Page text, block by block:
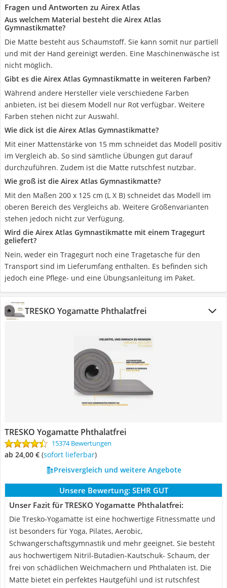
Fragen und Antworten zu Airex Atlas
Aus welchem Material besteht die Airex Atlas
Gymnastikmatte?
Die Matte besteht aus Schaumstoff. Sie kann somit nur partiell
und mit der Hand gereinigt werden. Eine Maschinenwäsche ist
nicht möglich.
Gibt es die Airex Atlas Gymnastikmatte in weiteren Farben?
Während andere Hersteller viele verschiedene Farben
anbieten, ist bei diesem Modell nur Rot verfügbar. Weitere
Farben stehen nicht zur Auswahl.
Wie dick ist die Airex Atlas Gymnastikmatte?
Mit einer Mattenstärke von 15 mm schneidet das Modell positiv
im Vergleich ab. So sind sämtliche Übungen gut darauf
durchzuführen. Zudem ist die Matte rutschfest nutzbar.
Wie groß ist die Airex Atlas Gymnastikmatte?
Mit den Maßen 200 x 125 cm (L X B) schneidet das Modell im
oberen Bereich des Vergleichs ab. Weitere Größenvarianten
stehen jedoch nicht zur Verfügung.
Wird die Airex Atlas Gymnastikmatte mit einem Tragegurt
geliefert?
Nein, weder ein Tragegurt noch eine Tragetasche für den
Transport sind im Lieferumfang enthalten. Es befinden sich
jedoch eine Pflege- und eine Übungsanleitung im Paket.
TRESKO Yogamatte Phthalatfrei
TRESKO Yogamatte Phthalatfrei
15374 Bewertungen
ab 24,00 € ( Sofort lieferbar)
Preisvergleich und weitere Angebote
Unsere Bewertung: SEHR GUT
Unser Fazit für TRESKO Yogamatte Phthalatfrei:
Die Tresko-Yogamatte ist eine hochwertige Fitnessmatte und
ist besonders für Yoga, Pilates, Aerobic,
Schwangerschaftsgymnastik und mehr geeignet. Sie besteht
aus hochwertigem Nitril-Butadien-Kautschuk- Schaum, der
frei von schädlichen Weichmachern und Phthalaten ist. Die
Matte bietet ein perfektes Hautgefühl und ist rutschfest